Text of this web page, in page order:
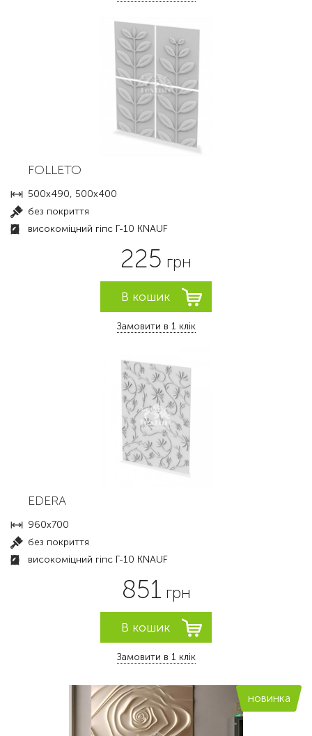
FOLLETO
500х490, 500х400
без покриття
високоміцний гіпс Г-10 KNAUF
225 грн
Замовити в 1 клік
EDERA
960x700
без покриття
високоміцний гіпс Г-10 KNAUF
851 грн
Замовити в 1 клік
новинка